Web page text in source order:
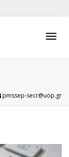
pmssep-secr@uop.gr